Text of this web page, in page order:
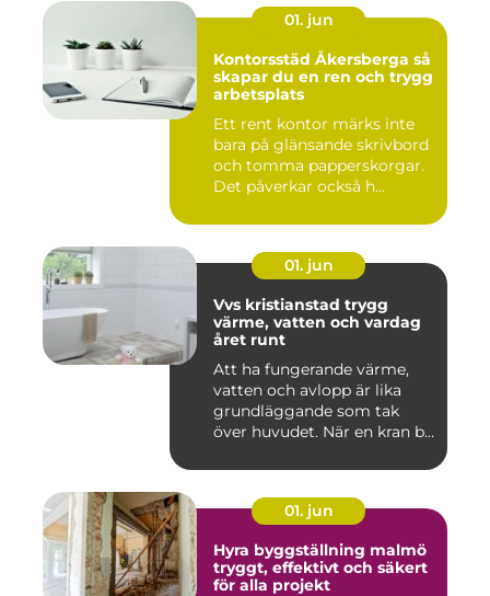
01. jun
Kontorsstäd Åkersberga så
skapar du en ren och trygg
arbetsplats
Ett rent kontor märks inte
bara på glänsande skrivbord
och tomma papperskorgar.
Det påverkar också h...
01. jun
Vvs kristianstad trygg
värme, vatten och vardag
året runt
Att ha fungerande värme,
vatten och avlopp är lika
grundläggande som tak
över huvudet. När en kran b...
01. jun
Hyra byggställning malmö
tryggt, effektivt och säkert
för alla projekt